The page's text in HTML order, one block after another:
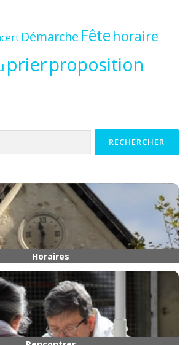
Démarche Fête horaire
prierproposition
Horaires